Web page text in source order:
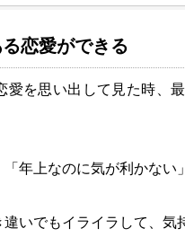
恋愛ができる
愛を思い出して見た時、
年上なのに気が利かない」
いでもイライラして、気